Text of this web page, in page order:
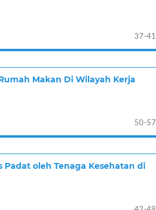
37-41
Makan Di Wilayah Kerja
50-57
oleh Tenaga Kesehatan di